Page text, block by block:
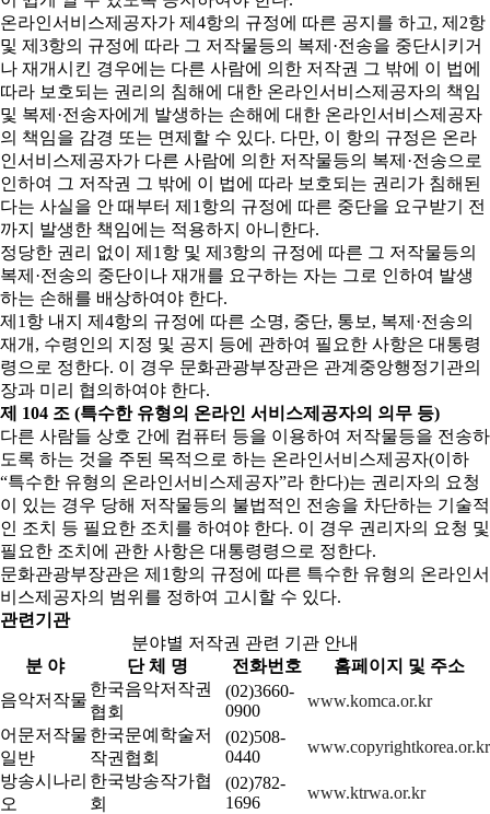
온라인서비스제공자가 제4항의 규정에 따른 공지를 하고, 제2항
및 제3항의 규정에 따라 그 저작물등의 복제·전송을 중단시키거
나 재개시킨 경우에는 다른 사람에 의한 저작권 그 밖에 이 법에
따라 보호되는 권리의 침해에 대한 온라인서비스제공자의 책임
및 복제·전송자에게 발생하는 손해에 대한 온라인서비스제공자
의 책임을 감경 또는 면제할 수 있다. 다만, 이 항의 규정은 온라
인서비스제공자가 다른 사람에 의한 저작물등의 복제·전송으로
인하여 그 저작권 그 밖에 이 법에 따라 보호되는 권리가 침해된
다는 사실을 안 때부터 제1항의 규정에 따른 중단을 요구받기 전
까지 발생한 책임에는 적용하지 아니한다.
정당한 권리 없이 제1항 및 제3항의 규정에 따른 그 저작물등의
복제·전송의 중단이나 재개를 요구하는 자는 그로 인하여 발생
하는 손해를 배상하여야 한다.
제1항 내지 제4항의 규정에 따른 소명, 중단, 통보, 복제·전송의
재개, 수령인의 지정 및 공지 등에 관하여 필요한 사항은 대통령
령으로 정한다. 이 경우 문화관광부장관은 관계중앙행정기관의
장과 미리 협의하여야 한다.
제 104 조 (특수한 유형의 온라인 서비스제공자의 의무 등)
다른 사람들 상호 간에 컴퓨터 등을 이용하여 저작물등을 전송하
도록 하는 것을 주된 목적으로 하는 온라인서비스제공자(이하
“특수한 유형의 온라인서비스제공자”라 한다)는 권리자의 요청
이 있는 경우 당해 저작물등의 불법적인 전송을 차단하는 기술적
인 조치 등 필요한 조치를 하여야 한다. 이 경우 권리자의 요청 및
필요한 조치에 관한 사항은 대통령령으로 정한다.
문화관광부장관은 제1항의 규정에 따른 특수한 유형의 온라인서
비스제공자의 범위를 정하여 고시할 수 있다.
관련기관
분야별 저작권 관련 기관 안내
분 야
단 체 명 전화번호
홈페이지 및 주소
음악저작물
한국음악저작권
협회
(02)3660-
0900
www.komca.or.kr
어문저작물
일반
한국문예학술저
작권협회
(02)508-
0440
www.copyrightkorea.or.kr
방송시나리
오
한국방송작가협
회
(02)782-
1696
www.ktrwa.or.kr